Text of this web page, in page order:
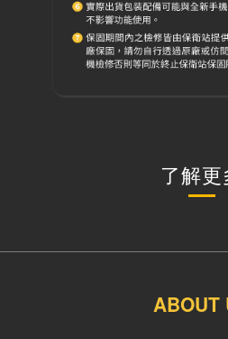
了解更
ABOUT